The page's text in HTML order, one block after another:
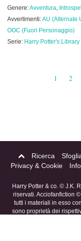
Genere:Avventura,
Avvertimenti:AU (Alternate
OOC (Fuori Personaggio)
Serie: Harry Potter's Library
1 2
Ricerca
Privacy & Cookie
Harry Potter & co. © J.K.
riservati. Acciofanfiction
tutti i materiali in esso
sono proprietà dei